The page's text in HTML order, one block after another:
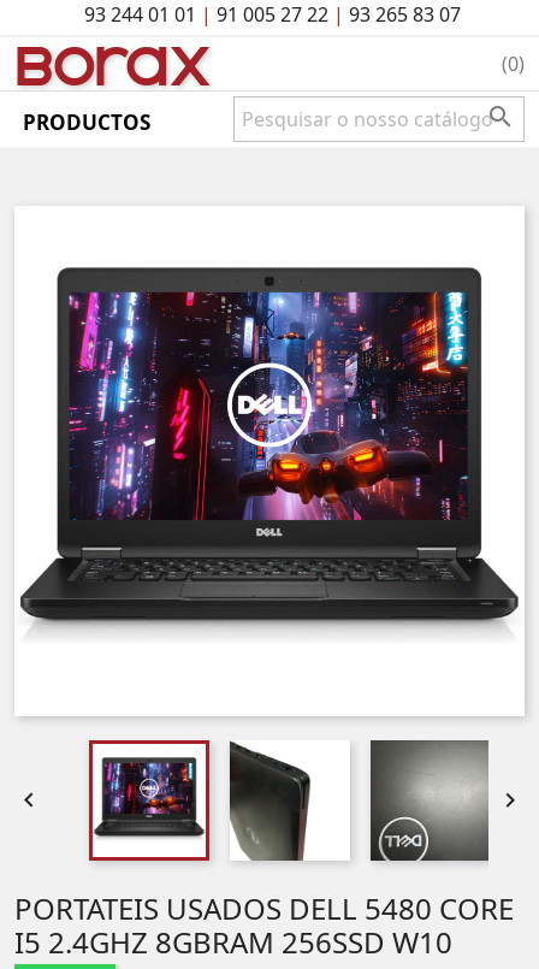
93 244 01 01 | 91 005 27 22| 93 265 83 07
BOrAx (0)
PRODUCTOS 
 
PORTATEIS USADOS DELL 5480 CORE
I5 2.4GHZ 8GBRAM 256SSD W10